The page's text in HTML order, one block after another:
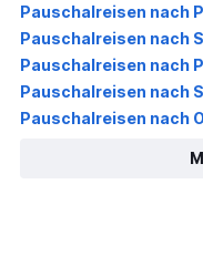
Pauschalreisen nach
Pauschalreisen nach
Pauschalreisen nach
Pauschalreisen nach
Pauschalreisen nach